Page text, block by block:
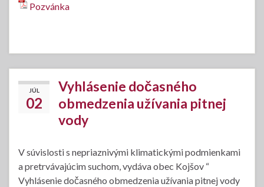
Pozvánka
JÚL
02
Vyhlásenie dočasného
obmedzenia užívania pitnej
vody
V súvislosti s nepriaznivými klimatickými podmienkami
a pretrvávajúcim suchom, vydáva obec Kojšov “
Vyhlásenie dočasného obmedzenia užívania pitnej vody